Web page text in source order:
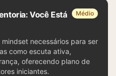
Você Está
Médio
necessários para ser
como escuta ativa,
oferecendo plano de
iniciantes.